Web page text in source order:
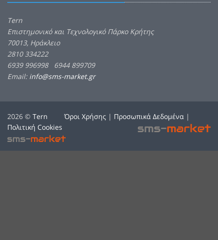
Tern
Επιστημονικό και Τεχνολογικό Πάρκο Κρήτης
70013, Ηράκλειο
2810 334222
6939 996998 6944 899709
Email: info@sms-market.gr
2026 © Tern Όροι Χρήσης | Προσωπικά Δεδομένα |
Πολιτική Cookies